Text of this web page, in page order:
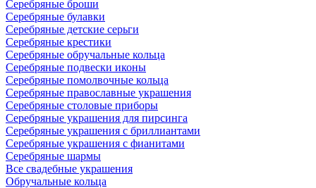
Серебряные броши
Серебряные булавки
Серебряные детские серьги
Серебряные крестики
Серебряные обручальные кольца
Серебряные подвески иконы
Серебряные помолвочные кольца
Серебряные православные украшения
Серебряные столовые приборы
Серебряные украшения для пирсинга
Серебряные украшения с бриллиантами
Серебряные украшения с фианитами
Серебряные шармы
Все свадебные украшения
Обручальные кольца